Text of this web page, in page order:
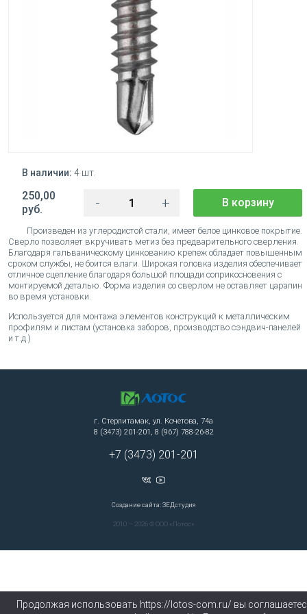
В наличии: 4 шт.
250,00
руб.
- + В корзину
Произведен из углеродистой стали, имеет белое цинковое покрытие.
Сверло позволяет вкручивать метиз без предварительного сверления.
Благодаря гальваническому цинкованию крепеж обладает повышенным
сроком службы, не боится влаги. Широкая головка изделия обеспечивает
отличное сцепление благодаря большой площади соприкосновения с
монтируемой деталью. Форма изделия со сверлом не оставляет царапин
во время установки.
Используется для монтажа элементов конструкций к металлическим
профилям и листам (установка заборов, производство сэндвич-панелей
и т.д.)
г. Стерлитамак, ул. Кочетова, 74а
8 (3473) 201-201, 8 (967) 788-26-82
2010 — 2026 © ООО «Лотос»
+7 (3473) 201-201
Создание сайта: ЗЕДстудия
Продолжая использовать https://lotos-com.ru/ вы